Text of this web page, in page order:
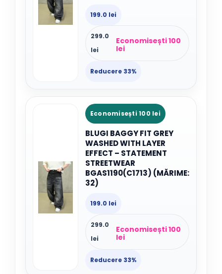
199.0 lei
299.0
lei
Economisești 100
lei
Reducere 33%
Economisești 100 lei
BLUGI BAGGY FIT GREY
WASHED WITH LAYER
EFFECT – STATEMENT
STREETWEAR
BGAS1190(C1713) (MĂRIME:
32)
199.0 lei
299.0
lei
Economisești 100
lei
Reducere 33%